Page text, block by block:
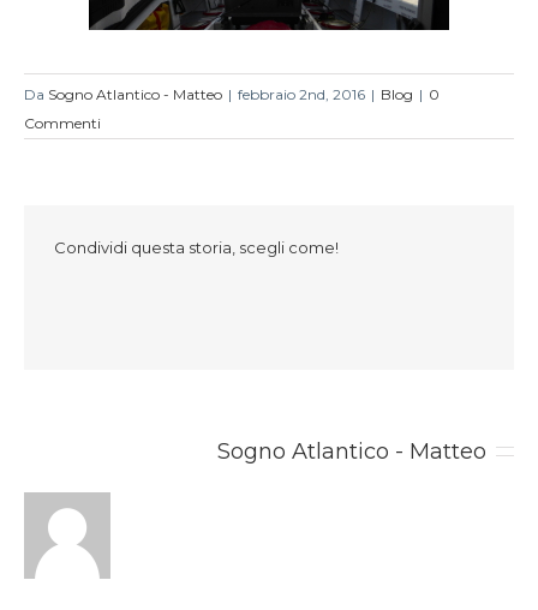
Da Sogno Atlantico - Matteo | febbraio 2nd, 2016 | Blog | 0
Commenti
Condividi questa storia, scegli come!
Sogno Atlantico - Matteo